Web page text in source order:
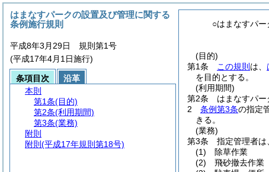
○はまなすパー
(目的)
第1条
この規則 は、
を目的とする。
(利用期間)
第2条
はまなすパー
2
条例第3条の指定
きる。
(業務)
第3条
指定管理者は
(1)
除草作業
(2)
飛砂撤去作業
はまなすパークの設置及び管理に関する
条例施行規則
平成8年3月29日 規則第1号
(平成17年4月1日施行)
条項目次
沿革
本則
第1条(目的)
第2条(利用期間)
第3条(業務)
附則
附則 (平成17年規則第18号)